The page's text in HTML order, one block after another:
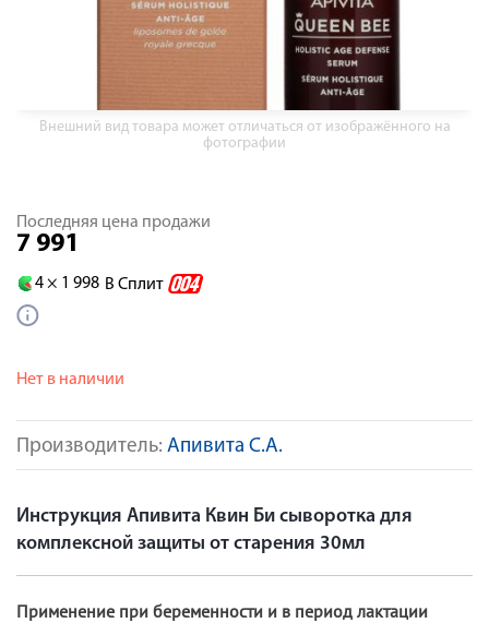
Внешний вид товара может отличаться от изображённого на
фотографии
Производитель: Апивита С.А.
Последняя цена продажи
7 991
4 × 1 998 В Сплит
Нет в наличии
Инструкция Апивита Квин Би сыворотка для
комплексной защиты от старения 30мл
Применение при беременности и в период лактации